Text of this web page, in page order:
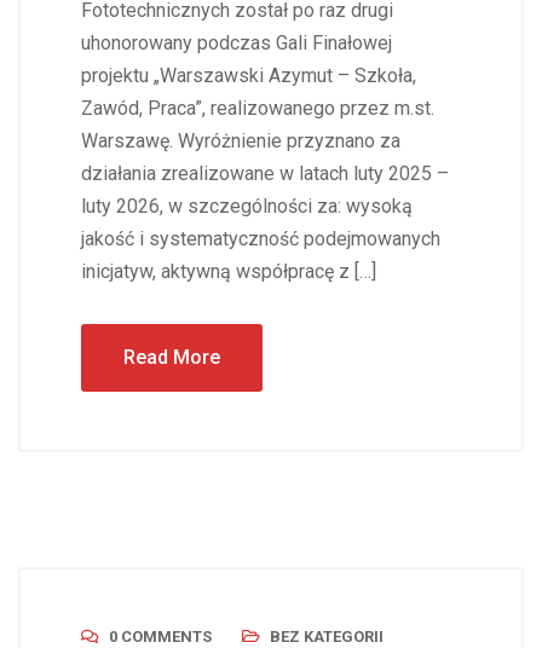
Fototechnicznych został po raz drugi
uhonorowany podczas Gali Finałowej
projektu „Warszawski Azymut – Szkoła,
Zawód, Praca”, realizowanego przez m.st.
Warszawę. Wyróżnienie przyznano za
działania zrealizowane w latach luty 2025 –
luty 2026, w szczególności za: wysoką
jakość i systematyczność podejmowanych
inicjatyw, aktywną współpracę z […]
Read More
0 COMMENTS BEZ KATEGORII